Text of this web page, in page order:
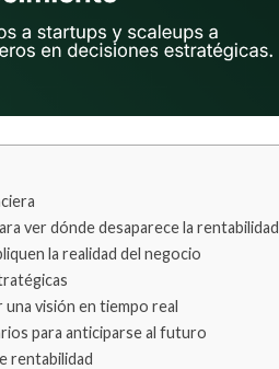
ver dónde desaparece la rentabilidad
la realidad del negocio
visión en tiempo real
para anticiparse al futuro
rentabilidad